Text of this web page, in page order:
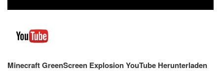
Minecraft GreenScreen Explosion YouTube Herunterladen